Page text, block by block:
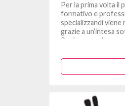
Per la prima volta il
formativo e
specializzandi
grazie a un’intesa
Regione con le...